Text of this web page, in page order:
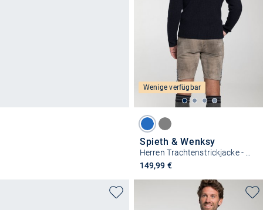
Wenige verfügbar
Spieth & Wenksy
149,99 €